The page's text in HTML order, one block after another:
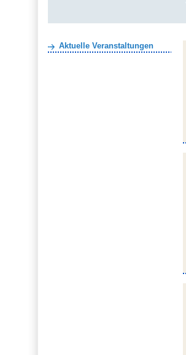
Aktuelle Veranstaltungen